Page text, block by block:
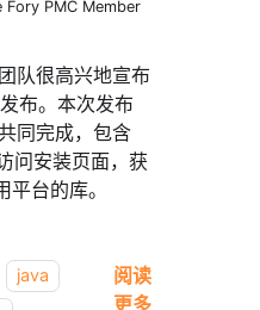
Fory PMC Member
队很高兴地宣布
布。本次发布
同完成，包含
问安装页面，获
台的库。
java
阅读
更多